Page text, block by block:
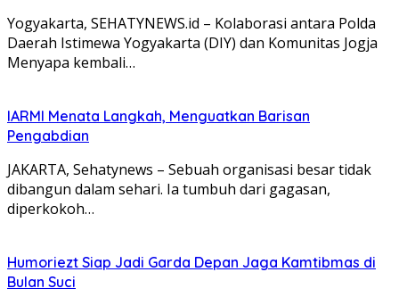
Yogyakarta, SEHATYNEWS.id – Kolaborasi antara Polda
Daerah Istimewa Yogyakarta (DIY) dan Komunitas Jogja
Menyapa kembali…
IARMI Menata Langkah, Menguatkan Barisan
Pengabdian
JAKARTA, Sehatynews – Sebuah organisasi besar tidak
dibangun dalam sehari. Ia tumbuh dari gagasan,
diperkokoh…
Humoriezt Siap Jadi Garda Depan Jaga Kamtibmas di
Bulan Suci